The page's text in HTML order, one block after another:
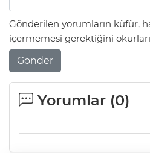
Gönderilen yorumların küfür,
içermemesi gerektiğini
Gönder
Yorumlar (0)